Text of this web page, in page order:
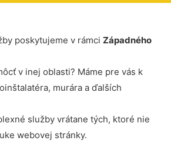
poskytujeme v rámci Západného
v inej oblasti? Máme pre vás k
murára a ďalších
služby vrátane tých, ktoré nie
webovej stránky.